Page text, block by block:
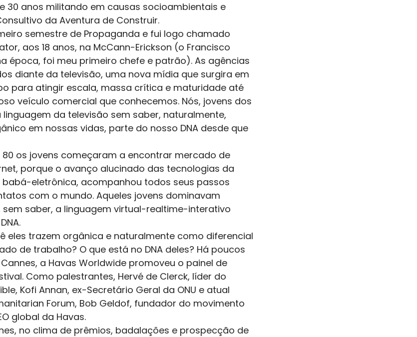
30 anos militando em causas socioambientais e
da Aventura de Construir.
semestre de Propaganda e fui logo chamado
aos 18 anos, na McCann-Erickson (o Francisco
época, foi meu primeiro chefe e patrão). As agências
diante da televisão, uma nova mídia que surgira em
para atingir escala, massa crítica e maturidade até
veículo comercial que conhecemos. Nós, jovens dos
da televisão sem saber, naturalmente,
em nossas vidas, parte do nosso DNA desde que
os jovens começaram a encontrar mercado de
porque o avanço alucinado das tecnologias da
eletrônica, acompanhou todos seus passos
com o mundo. Aqueles jovens dominavam
saber, a linguagem virtual-realtime-interativo
eles trazem orgânica e naturalmente como diferencial
de trabalho? O que está no DNA deles? Há poucos
a Havas Worldwide promoveu o painel de
Como palestrantes, Hervé de Clerck, líder do
Kofi Annan, ex-Secretário Geral da ONU e atual
Forum, Bob Geldof, fundador do movimento
global da Havas.
no clima de prêmios, badalações e prospecção de